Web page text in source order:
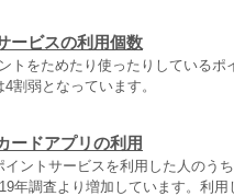
ービスの利用個数
トをためたり使ったりしている
割弱となっています。
ードアプリの利用
イントサービスを利用した人のう
年調査より増加しています。利